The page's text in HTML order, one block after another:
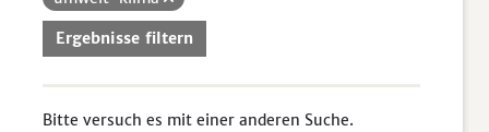
Ergebnisse filtern
Bitte versuch es mit einer anderen Suche.